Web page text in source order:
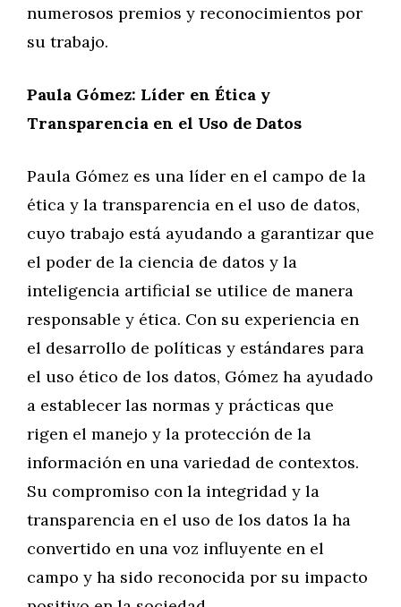
numerosos premios y reconocimientos por
su trabajo.
Paula Gómez: Líder en Ética y
Transparencia en el Uso de Datos
Paula Gómez es una líder en el campo de la
ética y la transparencia en el uso de datos,
cuyo trabajo está ayudando a garantizar que
el poder de la ciencia de datos y la
inteligencia artificial se utilice de manera
responsable y ética. Con su experiencia en
el desarrollo de políticas y estándares para
el uso ético de los datos, Gómez ha ayudado
a establecer las normas y prácticas que
rigen el manejo y la protección de la
información en una variedad de contextos.
Su compromiso con la integridad y la
transparencia en el uso de los datos la ha
convertido en una voz influyente en el
campo y ha sido reconocida por su impacto